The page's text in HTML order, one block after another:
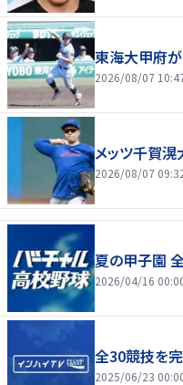
東海大甲府
2026/08/07
メッツ千賀
2026/08/07
夏の甲子園
2026/04/16
全30競技を
2025/06/23